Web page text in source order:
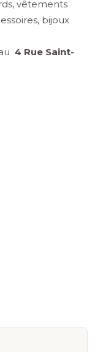
vêtements
bijoux
4 Rue Saint-